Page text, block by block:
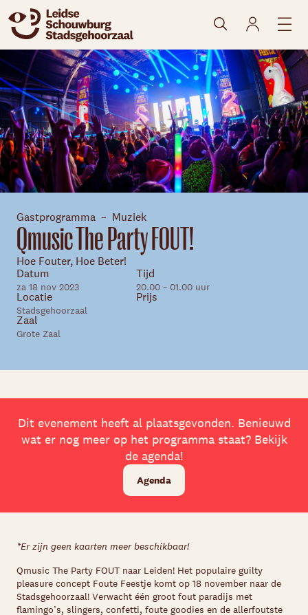
Skip navigatie
naar agenda
Gastprogramma Muziek
Qmusic The Party FOUT!
Hoe Fouter, Hoe Beter!
Datum
za 18 nov 2023
Tijd
20.00 ~ 01.00 uur
Locatie
Stadsgehoorzaal
Prijs
Zaal
Grote Zaal
Dit evenement heeft al plaatsgevonden. Benieuwd
wat er nog meer op het programma staat? Bekijk
de agenda!
Agenda
*Er zijn geen kaarten meer beschikbaar!
Qmusic The Party FOUT naar Leiden! Het populaire guilty
pleasure concept Foute Feestje komt op 18 november naar de
Stadsgehoorzaal! Verwacht één groot fout paradijs met
flamingo’s, slingers, confetti, foute goodies en de allerfoutste